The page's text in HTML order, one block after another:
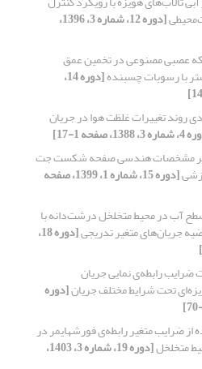
[دوره 12، شماره 3، 1396،
عصبی مصنوعی در تخمین عمق
با رسوبات چسبنده [دوره 14،
روند تغییرات غلظت هوا در جریان
صفحه 1-17]
مشخصات هندسی صفحه شکست جت
[دوره 15، شماره 1، 1399، صفحه
آب در محیط متخلخل درشت‌دانه با
جریان‌های متغیر تدریجی [دوره 18،
ضرایب رابطه‌ی نمایی جریان
تحت شرایط مختلف جریان[دوره
از ضرایب متغیر رابطه‌ی فورشهایمر در
متخلخل [دوره 19، شماره 3، 1403،